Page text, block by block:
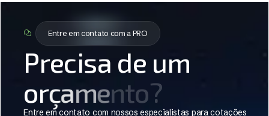
Entre em contato com a PRO
Precisa de um
orçamento?
Entre em contato com nossos especialistas para cotações